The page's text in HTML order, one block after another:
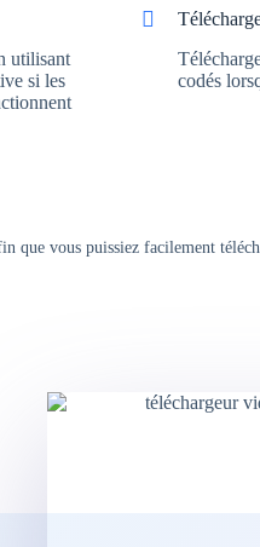
utilisant
si les
codés
que vous puissiez facilement